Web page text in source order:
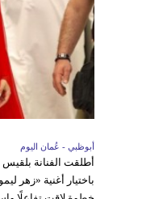
أبوظبي - عُمان اليوم
أطلقت الفنانة بلقيس
باختيار أغنية «زهر